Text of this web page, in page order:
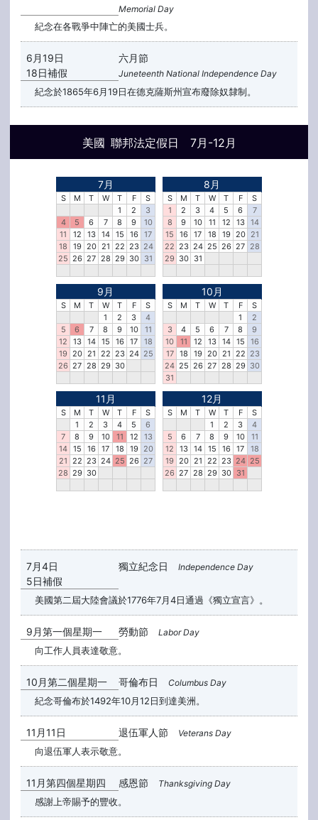
美國 聯邦法定假日 7月-12月
7月
S M T W T F
S
1
2
3
4
5 6 7 8 9
10
11
12 13 14 15 16
17
18
19 20 21 22 23 24
25 26 27 28 29 30 31
8月
S M T W T F
S
1
2 3 4 5 6
7
8
9 10 11 12 13
14
15
16 17 18 19 20
21
22 23 24 25 26 27 28
29 30 31
9月
S M T W T F
S
1
2 3
4
5
6 7 8 9 10
11
12
13 14 15 16 17
18
19 20 21 22 23 24 25
26 27 28 29 30
10月
S M T W T F
S
1
2
3
4 5 6 7 8
9
10
11 12 13 14 15
16
17
18 19 20 21 22 23
24 25 26 27 28 29 30
31
11月
S M T W T F
S
1
2 3 4 5
6
7
8 9 10 11 12
13
14 15 16 17 18 19
20
21 22 23 24 25 26 27
28 29 30
12月
S M T W T F
S
1
2 3
4
5
6 7 8 9 10
11
12
13 14 15 16 17
18
19 20 21 22 23 24 25
26 27 28 29 30 31
Memorial Day
紀念在各戰爭中陣亡的美國士兵。
6月19日
18日補假
六月節
Juneteenth National Independence Day
紀念於1865年6月19日在德克薩斯州宣布廢除奴隸制。
7月4日
5日補假
獨立紀念日 Independence Day
美國第二屆大陸會議於1776年7月4日通過《獨立宣言》。
9月第一個星期一 勞動節 Labor Day
向工作人員表達敬意。
10月第二個星期一 哥倫布日 Columbus Day
紀念哥倫布於1492年10月12日到達美洲。
11月11日 退伍軍人節 Veterans Day
向退伍軍人表示敬意。
11月第四個星期四 感恩節 Thanksgiving Day
感謝上帝賜予的豐收。